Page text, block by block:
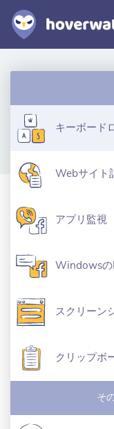
キーボード
Webサイト
アプリ監視
Windowsの
スクリーン
クリップボ
そ